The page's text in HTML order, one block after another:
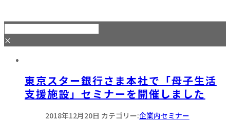
×
東京スター銀行さま本社で「母子生活
支援施設」セミナーを開催しました
2018年12月20日 カテゴリー:企業内セミナー